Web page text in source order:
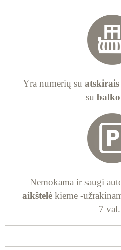
Yra numerių su
su
Nemokama ir saugi
aikštelė kieme -
7